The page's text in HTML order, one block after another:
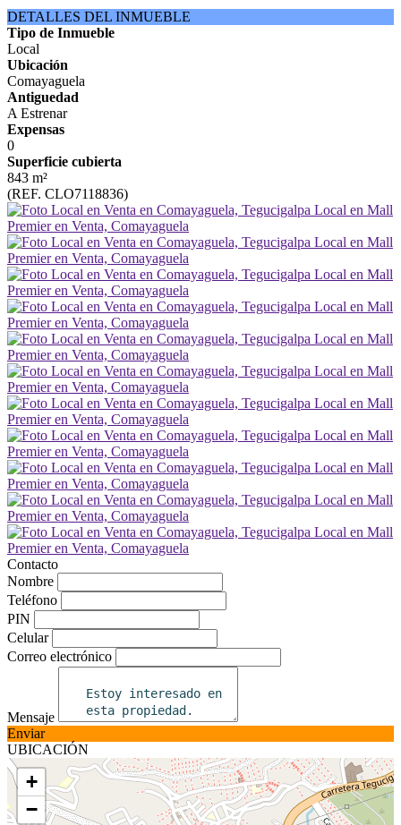
DETALLES DEL INMUEBLE
Tipo de Inmueble
Local
Ubicación
Comayaguela
Antiguedad
A Estrenar
Expensas
0
Superficie cubierta
843 m²
(REF. CLO7118836)
Contacto
Nombre
Teléfono
PIN
Celular
Correo electrónico
Mensaje
Enviar
UBICACIÓN
+
−